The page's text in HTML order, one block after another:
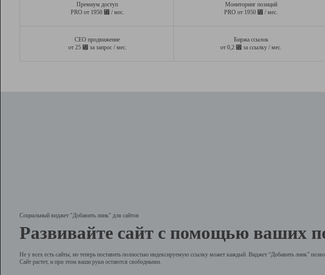
Премиум доступ
PRO от 1950 ⃏ / мес.
Мониторинг позиций
PRO от 1950 ⃏ / мес.
СЕО продвижение
от 25 ⃏ за запрос / мес.
Биржа ссылок
от 0,2 ⃏ за ссылку / мес.
Социальный виджет "Добавить линк" для сайтов
Развивайте сайт с помощью ваших
Не у всех есть сайты, но теперь поставить полностью индексируемую ссылку может каждый. Виджет “Добавить линк”
Сайт растет, и при этом ваши руки остаются свободными.